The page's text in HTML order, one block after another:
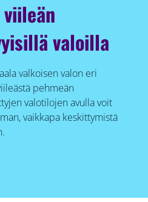
valoilla
valkoisen valon eri
pehmeän
valotilojen avulla voit
vaikkapa keskittymistä